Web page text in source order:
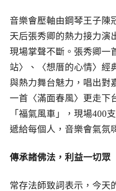
音樂會壓軸由鋼琴王子陳
天后張秀卿的熱力接力演
現場掌聲不斷。張秀卿一
站〉、〈想厝的心情〉經
與熱力舞台魅力，唱出對
一首〈滿面春風〉更走下
「福氣風車」，現場400
遞給每個人，音樂會氣氛
傳承諸佛法，利益一切眾
常存法師致詞表示，今天